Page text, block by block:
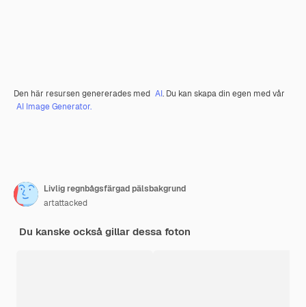
Den här resursen genererades med AI. Du kan skapa din egen med vår
AI Image Generator.
Livlig regnbågsfärgad pälsbakgrund
artattacked
Du kanske också gillar dessa foton